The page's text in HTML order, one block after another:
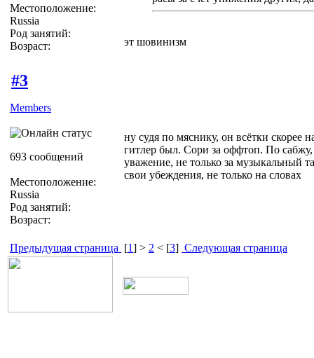
Местоположение:
Russia
Род занятий:
Возраст:
эт шовинизм
#3
Members
693 сообщений
Местоположение:
Russia
Род занятий:
Возраст:
ну судя по мяснику, он всётки скорее
гитлер был. Сори за оффтоп. По
уважение, не только за музыкальный
свои убеждения, не только на словах
Предыдущая страница [1] > 2 < [3] Следующая страница